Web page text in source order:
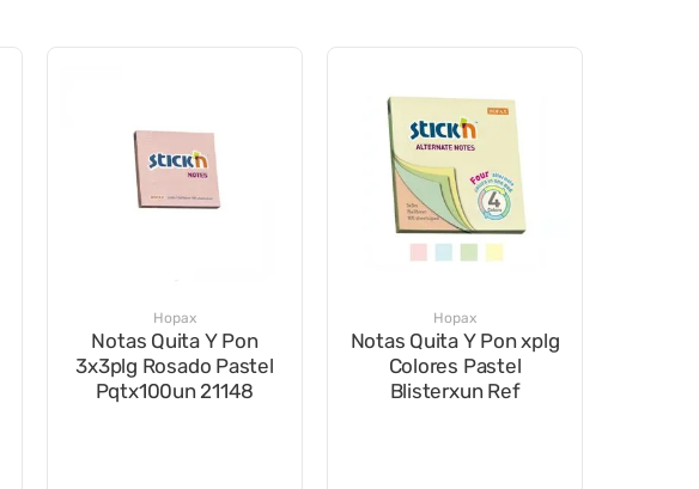
Hopax
Notas Quita Y Pon
3x3plg Rosado Pastel
Pqtx100un 21148
Hopax
Notas Quita Y Pon xplg
Colores Pastel
Blisterxun Ref